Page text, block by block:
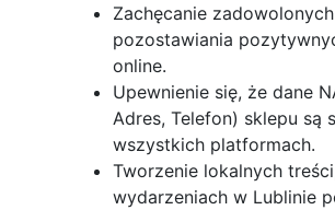
Zachęcanie
pozostawiania
online.
Upewnienie się, że dane
Adres, Telefon) sklepu są
wszystkich platformach.
Tworzenie lokalnych
wydarzeniach w Lublinie